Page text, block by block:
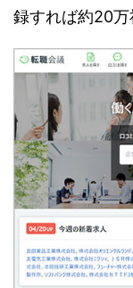
録すれば約20万